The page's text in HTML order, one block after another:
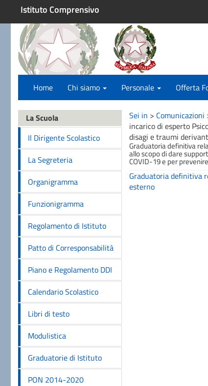
Istituto Comprensivo
Home Chi siamo Personale Offerta
La Scuola
Il Dirigente Scolastico
La Segreteria
Organigramma
Funzionigramma
Regolamento di Istituto
Patto di Corresponsabilità
Piano e Regolamento DDI
Calendario Scolastico
Libri di testo
Modulistica
Graduatorie di Istituto
PON 2014-2020
Sei in > Comunicazioni
incarico di esperto
disagi e traumi
Graduatoria definitiva
allo scopo di dare
COVID-19 e per
Graduatoria definitiva
esterno